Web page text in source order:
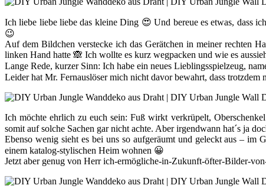
Ich liebe liebe liebe das kleine Ding 😍 Und bereue es etwas, dass
😉
Auf dem Bildchen verstecke ich das Gerätchen in meiner rechten
linken Hand hatte 🙈 Ich wollte es kurz wegpacken und wie es
Lange Rede, kurzer Sinn: Ich habe ein neues Lieblingsspielzeug,
Leider hat Mr. Fernauslöser mich nicht davor bewahrt, dass
Ich möchte ehrlich zu euch sein: Fuß wirkt verkrüpelt,
somit auf solche Sachen gar nicht achte. Aber irgendwann hat´s ja
Ebenso wenig sieht es bei uns so aufgeräumt und geleckt aus –
einem katalog-stylischen Heim wohnen 😀
Jetzt aber genug von Herr ich-ermögliche-in-Zukunft-öfter-Bilder-